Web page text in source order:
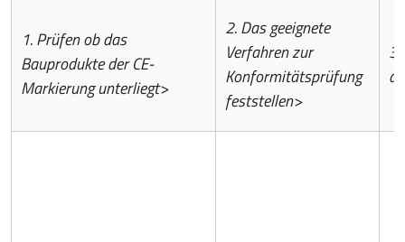
1. Prüfen ob das
Bauprodukte der CE-
Markierung unterliegt>
2. Das geeignete
Verfahren zur
Konformitätsprüfung
feststellen>